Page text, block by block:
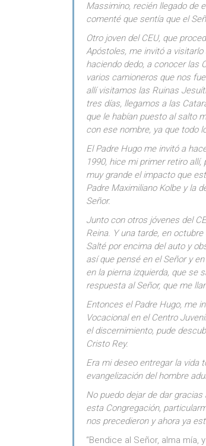
Massimino, recién llegado de
comenté que sentía que el
Otro joven del CEU, que
Apóstoles, me invitó a
haciendo dedo, a conocer las
varios camioneros que nos
allí visitamos las Ruinas
tres días, llegamos a las
que le habían puesto al salto
con ese nombre, ya que todo
El Padre Hugo me invitó a
1990, hice mi primer retiro
muy grande el impacto que
Padre Maximiliano Kolbe y la
Señor.
Junto con otros jóvenes del
Reina. Y una tarde, en
Salté por encima del auto y
así que pensé en el Señor y
en la pierna izquierda, que se
respuesta al Señor, que me
Entonces el Padre Hugo, me
Vocacional en el Centro
el discernimiento, pude
Cristo Rey.
Era mi deseo entregar la vida
evangelización del hombre
No puedo dejar de dar
esta Congregación,
nos precedieron y ahora ya
“Bendice al Señor, alma